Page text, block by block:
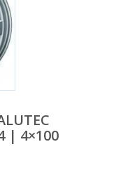
| 4×100